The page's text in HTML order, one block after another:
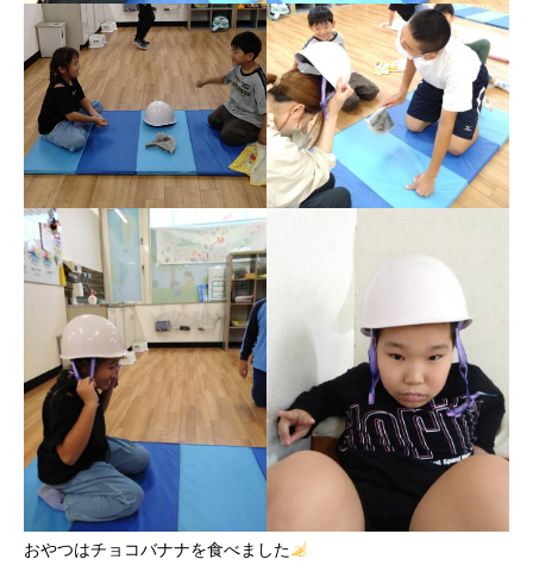
おやつはチョコバナナを食べました